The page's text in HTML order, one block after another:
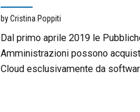
by Cristina Poppiti
Dal primo aprile 2019 le
Amministrazioni possono
Cloud esclusivamente da